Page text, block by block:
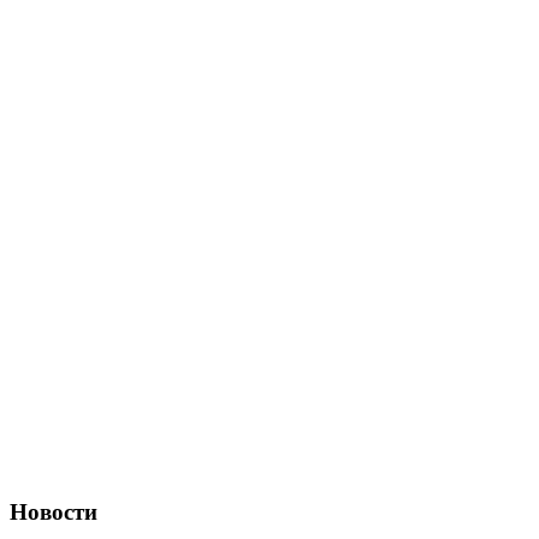
Новости